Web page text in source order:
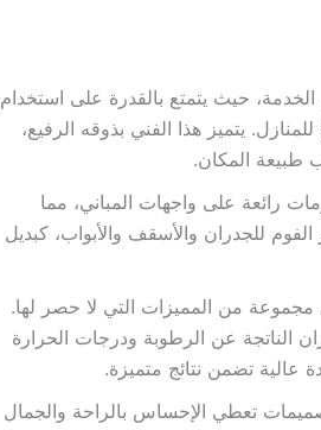
حيث يتمتع بالقدرة على استخدام
يتميز هذا الفني بذوقه الرفيع،
طبيعة المكان.
رائعة على واجهات المباني، مما
للجدران والأسقف والأبواب، كبديل
مجموعة من المميزات التي لا حصر لها.
الناتجة عن الرطوبة ودرجات الحرارة
عالية تضمن نتائج متميزة.
تعطي الإحساس بالراحة والجمال